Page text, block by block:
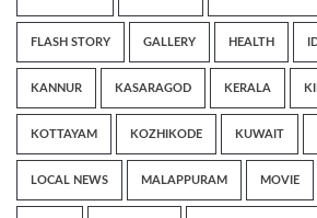
FLASH STORY GALLERY HEALTH
KANNUR KASARAGOD KERALA
KOTTAYAM KOZHIKODE KUWAIT
LOCAL NEWS MALAPPURAM MOVIE